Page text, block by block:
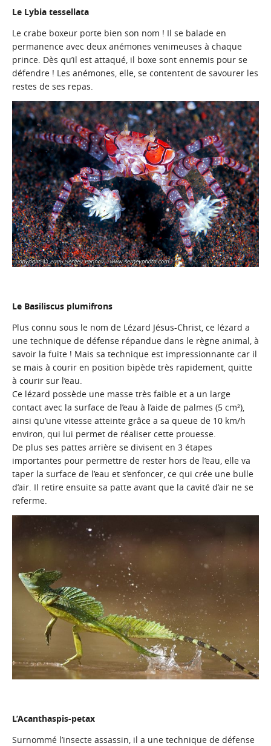
Le Lybia tessellata
Le crabe boxeur porte bien son nom ! Il se balade en
permanence avec deux anémones venimeuses à chaque
prince. Dès qu’il est attaqué, il boxe sont ennemis pour se
défendre ! Les anémones, elle, se contentent de savourer les
restes de ses repas.
Le Basiliscus plumifrons
Plus connu sous le nom de Lézard Jésus-Christ, ce lézard a
une technique de défense répandue dans le règne animal, à
savoir la fuite ! Mais sa technique est impressionnante car il
se mais à courir en position bipède très rapidement, quitte
à courir sur l’eau.
Ce lézard possède une masse très faible et a un large
contact avec la surface de l’eau à l’aide de palmes (5 cm²),
ainsi qu’une vitesse atteinte grâce a sa queue de 10 km/h
environ, qui lui permet de réaliser cette prouesse.
De plus ses pattes arrière se divisent en 3 étapes
importantes pour permettre de rester hors de l’eau, elle va
taper la surface de l’eau et s’enfoncer, ce qui crée une bulle
d’air. Il retire ensuite sa patte avant que la cavité d’air ne se
referme.
L’Acanthaspis-petax
Surnommé l’insecte assassin, il a une technique de défense